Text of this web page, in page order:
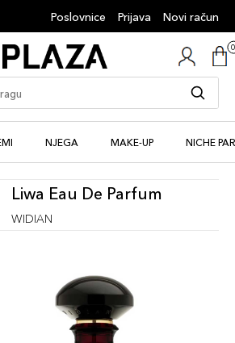
Poslovnice Prijava Novi račun
NJEGA MAKE-UP NICHE
Liwa Eau De Parfum
WIDIAN